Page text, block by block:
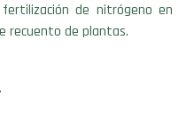
de nitrógeno en
recuento de plantas.
.